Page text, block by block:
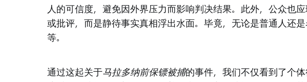
人的可信度，避免因外界压力而影响判决结果。此外，公众也
或批评，而是静待事实真相浮出水面。毕竟，无论是普通人还
等。
通过这起关于马拉多纳前保镖被捕的事件，我们不仅看到了个